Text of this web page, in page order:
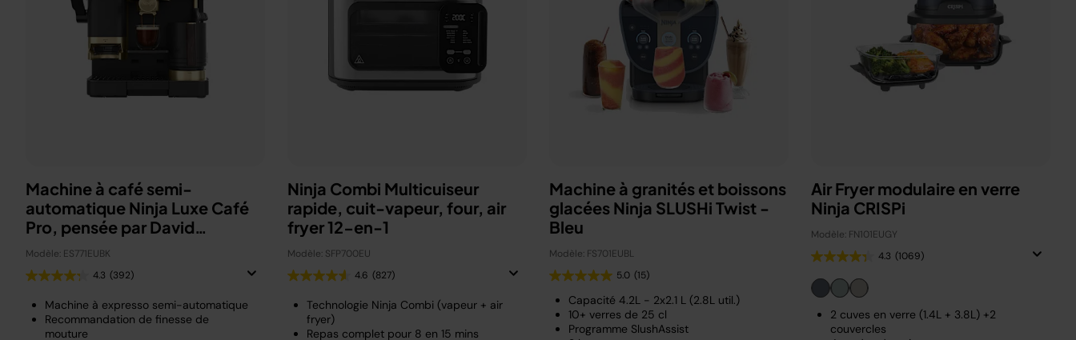
Machine à café semi-
automatique Ninja Luxe Café
Pro, pensée par David
Beckham
Modèle: ES771EUBK
4.3 (392)
Machine à expresso semi-automatique
Recommandation de finesse de
mouture
Ninja Combi Multicuiseur
rapide, cuit-vapeur, four, air
fryer 12-en-1
Modèle: SFP700EU
4.6 (827)
Technologie Ninja Combi (vapeur + air
fryer)
Repas complet pour 8 en 15 mins
Machine à granités et boissons
glacées Ninja SLUSHi Twist -
Bleu
Modèle: FS701EUBL
5.0 (15)
Capacité 4.2L - 2x2.1 L (2.8L util.)
10+ verres de 25 cl
Programme SlushAssist
Air Fryer modulaire en verre
Ninja CRISPi
Modèle: FN101EUGY
4.3 (1069)
2 cuves en verre (1.4L + 3.8L) +2
couvercles